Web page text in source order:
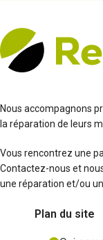
Nous accompagnons
la réparation de leurs
Vous rencontrez une
Contactez-nous et
une réparation et/ou
Plan du site